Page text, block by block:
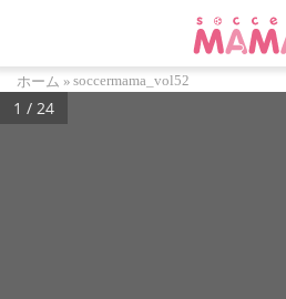
ホーム » soccermama_vol52
1 / 24